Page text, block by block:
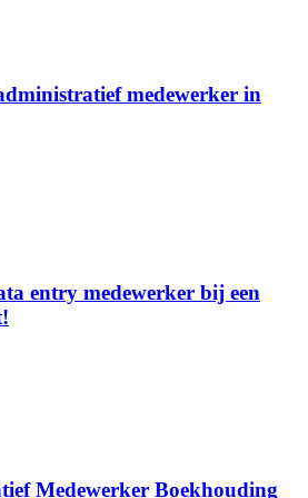
medewerker in
entry medewerker bij een
Medewerker Boekhouding